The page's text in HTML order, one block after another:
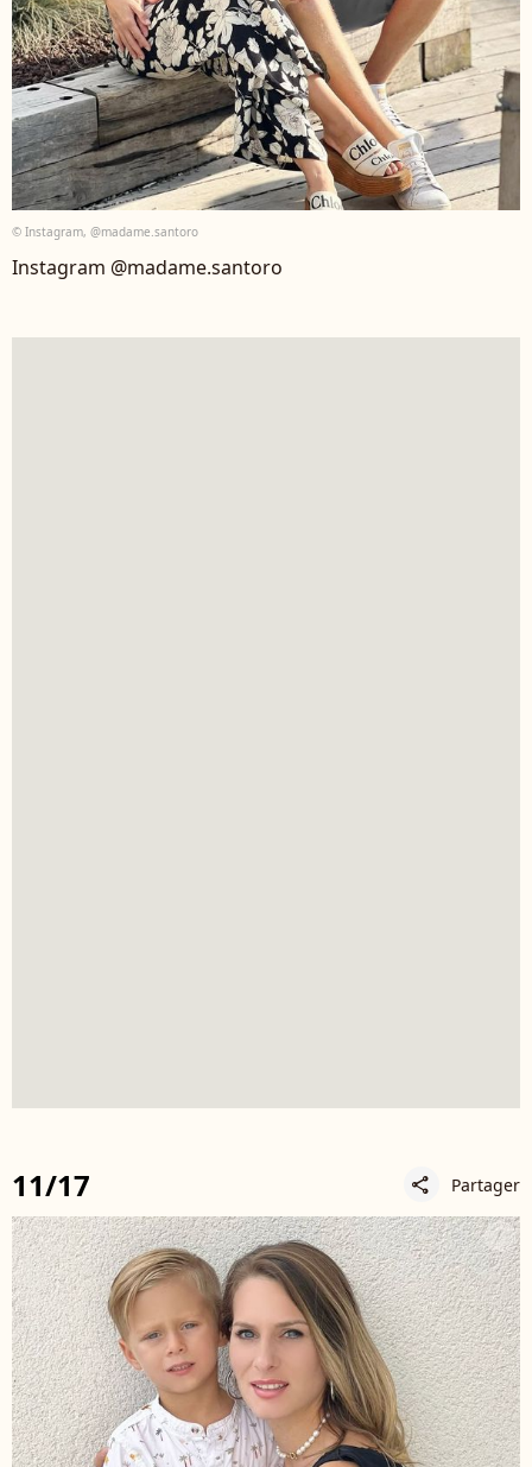
© Instagram, @madame.santoro
Instagram @madame.santoro
11/17 share Partager